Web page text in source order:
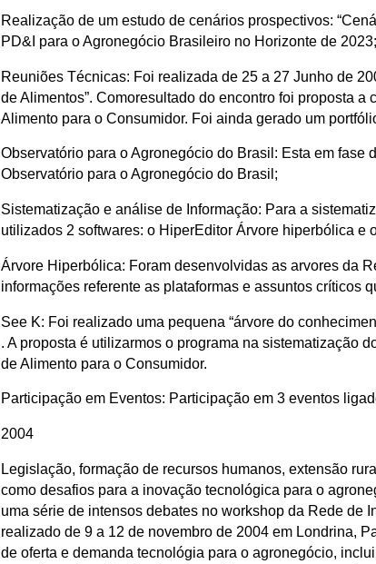
Realização de um estudo de cenários prospectivos:
PD&I para o Agronegócio Brasileiro no Horizonte de 2023;
Reuniões Técnicas: Foi realizada de 25 a 27 Junho de
de Alimentos”. Comoresultado do encontro foi proposta
Alimento para o Consumidor. Foi ainda gerado um
Observatório para o Agronegócio do Brasil: Esta em
Observatório para o Agronegócio do Brasil;
Sistematização e análise de Informação: Para a
utilizados 2 softwares: o HiperEditor Árvore hiperbólica e
Árvore Hiperbólica: Foram desenvolvidas as arvores da
informações referente as plataformas e assuntos críticos
See K: Foi realizado uma pequena “árvore do
. A proposta é utilizarmos o programa na sistematização
de Alimento para o Consumidor.
Participação em Eventos: Participação em 3 eventos
2004
Legislação, formação de recursos humanos, extensão
como desafios para a inovação tecnológica para o
uma série de intensos debates no workshop da Rede de
realizado de 9 a 12 de novembro de 2004 em Londrina,
de oferta e demanda tecnológia para o agronegócio,